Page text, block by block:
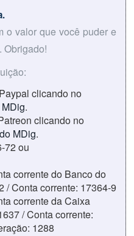
o valor que você puder e
Obrigado!
clicando no
.
clicando no
MDig.
72 ou
corrente do Banco do
/ Conta corrente: 17364-9
corrente da Caixa
/ Conta corrente:
1288